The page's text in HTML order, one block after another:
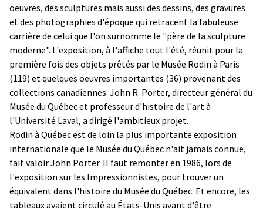
oeuvres, des sculptures mais aussi des dessins, des gravures
et des photographies d'époque qui retracent la fabuleuse
carrière de celui que l'on surnomme le "père de la sculpture
moderne". L'exposition, à l'affiche tout l'été, réunit pour la
première fois des objets prêtés par le Musée Rodin à Paris
(119) et quelques oeuvres importantes (36) provenant des
collections canadiennes. John R. Porter, directeur général du
Musée du Québec et professeur d'histoire de l'art à
l'Université Laval, a dirigé l'ambitieux projet.
Rodin à Québec est de loin la plus importante exposition
internationale que le Musée du Québec n'ait jamais connue,
fait valoir John Porter. Il faut remonter en 1986, lors de
l'exposition sur les Impressionnistes, pour trouver un
équivalent dans l'histoire du Musée du Québec. Et encore, les
tableaux avaient circulé au États-Unis avant d'être